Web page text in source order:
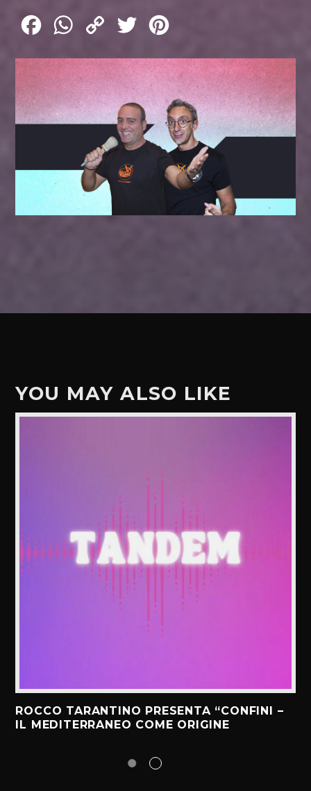
FacebookWhatsApp
Copy
Twitter
YOU MAY ALSO LIKE
ROCCO TARANTINO PRESENTA “CONFINI –
IL MEDITERRANEO COME ORIGINE